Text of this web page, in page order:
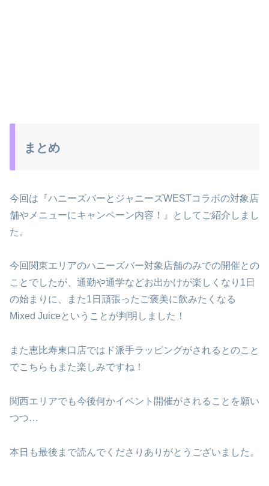
まとめ
今回は『ハニーズバーとジャニーズWESTコラボの対象店
舗やメニューにキャンペーン内容！』としてご紹介しまし
た。
今回関東エリアのハニーズバー対象店舗のみでの開催との
ことでしたが、通勤や通学などお出かけが楽しくなり1日
の始まりに、また1日頑張ったご褒美に飲みたくなる
Mixed Juiceということが判明しました！
また恵比寿東口店ではド派手ラッピングがされるとのこと
でこちらもまた楽しみですね！
関西エリアでも今後何かイベント開催がされることを願い
つつ…
本日も最後まで読んでくださりありがとうございました。